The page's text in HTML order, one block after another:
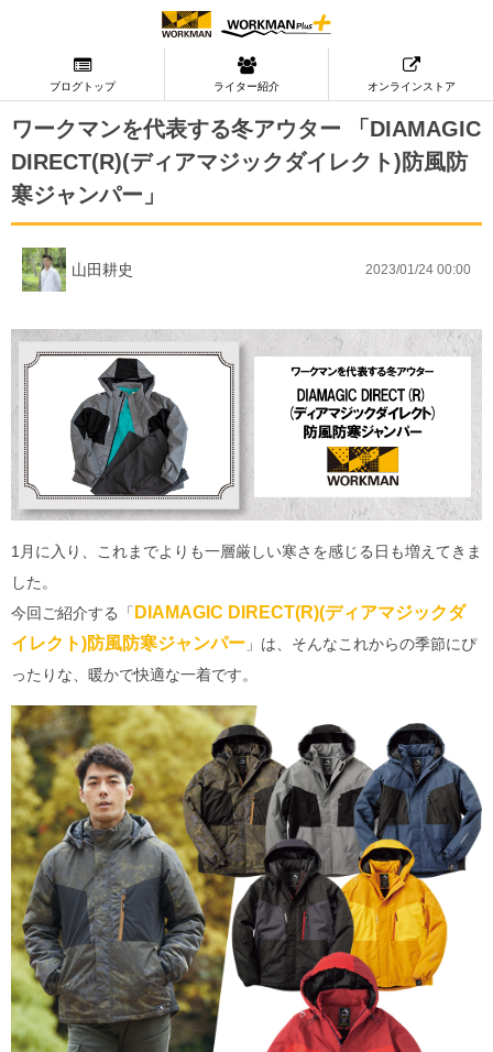
ブログトップ ライター紹介 オンラインストア
ワークマンを代表する冬アウター 「DIAMAGIC
DIRECT(R)(ディアマジックダイレクト)防風防
寒ジャンパー」
山田耕史 2023/01/24 00:00
1月に入り、これまでよりも一層厳しい寒さを感じる日も増えてきま
した。
今回ご紹介する「 DIAMAGIC DIRECT(R)(ディアマジックダ
イレクト)防風防寒ジャンパー 」は、そんなこれからの季節にぴ
ったりな、暖かで快適な一着です。